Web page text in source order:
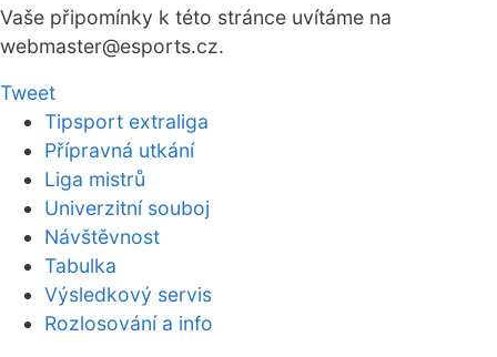
Vaše připomínky k této stránce uvítáme na
webmaster@esports.cz.
Tweet
Tipsport extraliga
Přípravná utkání
Liga mistrů
Univerzitní souboj
Návštěvnost
Tabulka
Výsledkový servis
Rozlosování a info